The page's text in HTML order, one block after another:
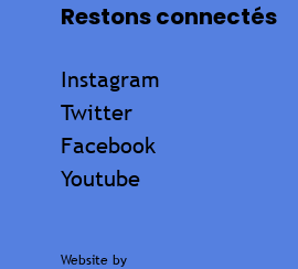
Restons connectés
Instagram
Twitter
Facebook
Youtube
Website by